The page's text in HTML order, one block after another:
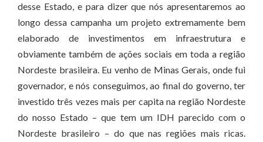
desse Estado, e para dizer que nós apresentaremos ao
longo dessa campanha um projeto extremamente bem
elaborado de investimentos em infraestrutura e
obviamente também de ações sociais em toda a região
Nordeste brasileira. Eu venho de Minas Gerais, onde fui
governador, e nós conseguimos, ao final do governo, ter
investido três vezes mais per capita na região Nordeste
do nosso Estado – que tem um IDH parecido com o
Nordeste brasileiro – do que nas regiões mais ricas.